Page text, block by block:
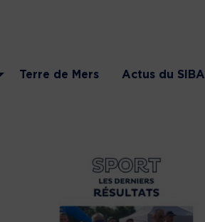
Terre de Mers Actus du SIBA